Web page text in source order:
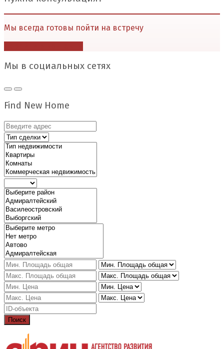
Мы всегда готовы пойти на встречу
Мы в социальных сетях
Find New Home
Поиск